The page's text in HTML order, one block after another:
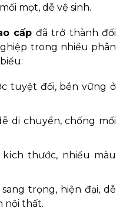
mọt, dễ vệ sinh.
cấp đã trở thành đối
trong nhiều phân
tuyệt đối, bền vững ở
di chuyển, chống mối
thước, nhiều màu
sang trọng, hiện đại, dễ
nội thất.